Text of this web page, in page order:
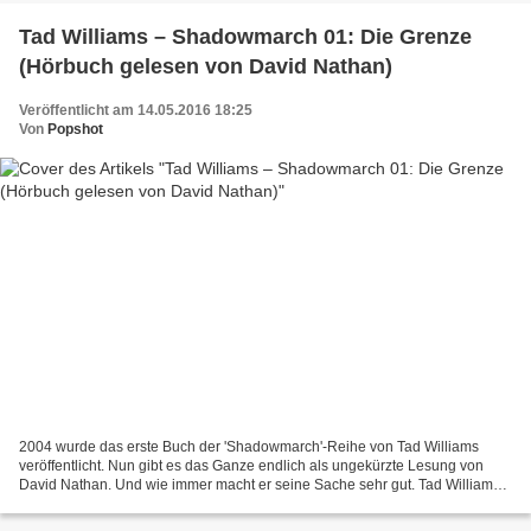
Tad Williams – Shadowmarch 01: Die Grenze
(Hörbuch gelesen von David Nathan)
Veröffentlicht am 14.05.2016 18:25
Von Popshot
2004 wurde das erste Buch der 'Shadowmarch'-Reihe von Tad Williams
veröffentlicht. Nun gibt es das Ganze endlich als ungekürzte Lesung von
David Nathan. Und wie immer macht er seine Sache sehr gut. Tad Williams